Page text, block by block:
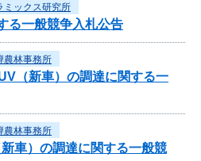
ミックス研究所
る一般競争入札公告
農林事務所
（新車）の調達に関する一
農林事務所
車）の調達に関する一般競